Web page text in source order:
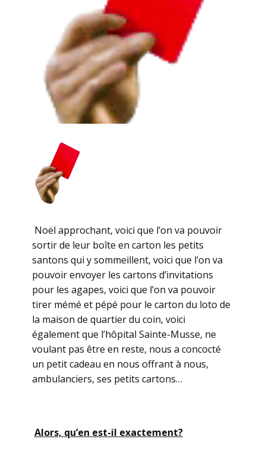
Noël approchant, voici que l’on va pouvoir
sortir de leur boîte en carton les petits
santons qui y sommeillent, voici que l’on va
pouvoir envoyer les cartons d’invitations
pour les agapes, voici que l’on va pouvoir
tirer mémé et pépé pour le carton du loto de
la maison de quartier du coin, voici
également que l’hôpital Sainte-Musse, ne
voulant pas être en reste, nous a concocté
un petit cadeau en nous offrant à nous,
ambulanciers, ses petits cartons…
Alors, qu’en est-il exactement?